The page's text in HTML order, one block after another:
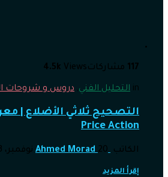
117 مشاركات 4.5k Views
in التحليل الفني دروس و شروحات
التصحيح ثلاثي الأضلاع |
Price Action
الكاتب Ahmed Morad 20 نوفمبر، 2023, 5:18 م
إقرأ المزيد